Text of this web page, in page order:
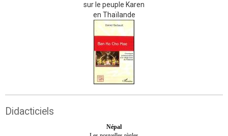
sur le peuple Karen
en Thaïlande
Didacticiels
Népal